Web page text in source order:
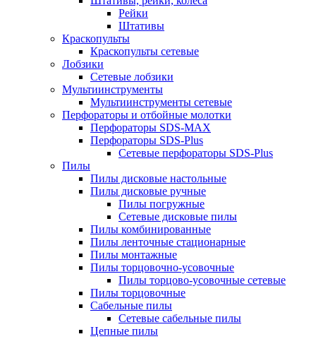
Рейки
Штативы
Краскопульты
Краскопульты сетевые
Лобзики
Сетевые лобзики
Мультиинструменты
Мультиинструменты сетевые
Перфораторы и отбойные молотки
Перфораторы SDS-MAX
Перфораторы SDS-Plus
Сетевые перфораторы SDS-Plus
Пилы
Пилы дисковые настольные
Пилы дисковые ручные
Пилы погружные
Сетевые дисковые пилы
Пилы комбинированные
Пилы ленточные стационарные
Пилы монтажные
Пилы торцовочно-усовочные
Пилы торцово-усовочные сетевые
Пилы торцовочные
Сабельные пилы
Сетевые сабельные пилы
Цепные пилы